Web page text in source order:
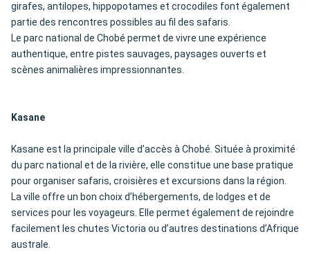
girafes, antilopes, hippopotames et crocodiles font également
partie des rencontres possibles au fil des safaris.
Le parc national de Chobé permet de vivre une expérience
authentique, entre pistes sauvages, paysages ouverts et
scènes animalières impressionnantes.
Kasane
Kasane est la principale ville d’accès à Chobé. Située à proximité
du parc national et de la rivière, elle constitue une base pratique
pour organiser safaris, croisières et excursions dans la région.
La ville offre un bon choix d’hébergements, de lodges et de
services pour les voyageurs. Elle permet également de rejoindre
facilement les chutes Victoria ou d’autres destinations d’Afrique
australe.